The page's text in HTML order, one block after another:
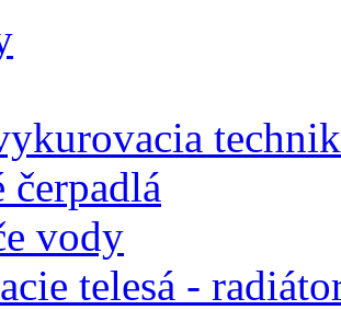
čerpadlá
vody
telesá -